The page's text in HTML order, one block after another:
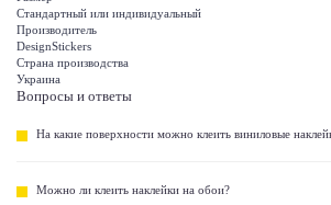
Стандартный или индивидуальный
Производитель
DesignStickers
Страна производства
Украина
Вопросы и ответы
На какие поверхности можно клеить виниловые
Можно ли клеить наклейки на обои?